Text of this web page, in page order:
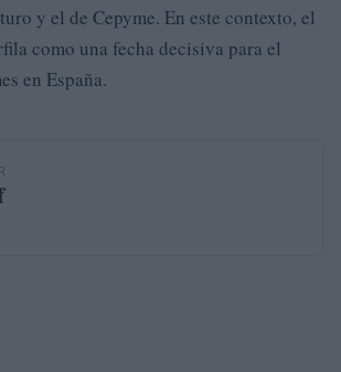
y el de Cepyme. En este contexto, el
como una fecha decisiva para el
en España.